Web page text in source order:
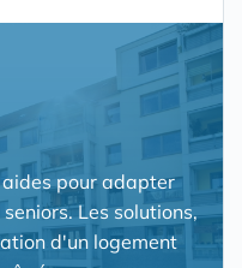
pour adapter
Les solutions,
d'un logement